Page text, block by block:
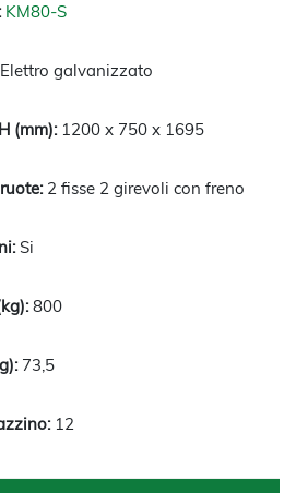
KM80-S
Elettro galvanizzato
1200 x 750 x 1695
2 fisse 2 girevoli con freno
Si
800
73,5
12